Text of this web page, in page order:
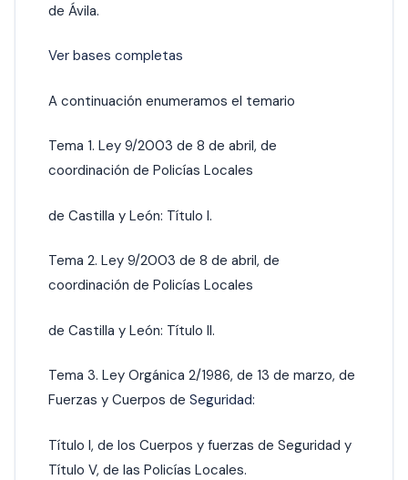
de Ávila.
Ver bases completas
A continuación enumeramos el temario
Tema 1. Ley 9/2003 de 8 de abril, de
coordinación de Policías Locales
de Castilla y León: Título I.
Tema 2. Ley 9/2003 de 8 de abril, de
coordinación de Policías Locales
de Castilla y León: Título II.
Tema 3. Ley Orgánica 2/1986, de 13 de marzo, de
Fuerzas y Cuerpos de Seguridad:
Título I, de los Cuerpos y fuerzas de Seguridad y
Título V, de las Policías Locales.